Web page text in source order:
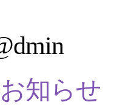
知らせ